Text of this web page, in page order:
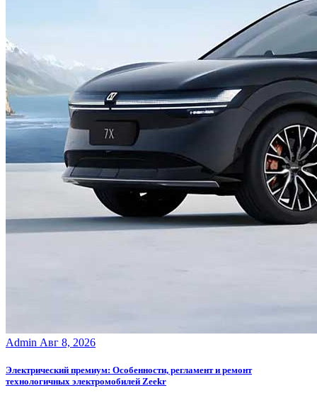
Admin Авг 8, 2026
Электрический премиум: Особенности, регламент и ремонт
технологичных электромобилей Zeekr